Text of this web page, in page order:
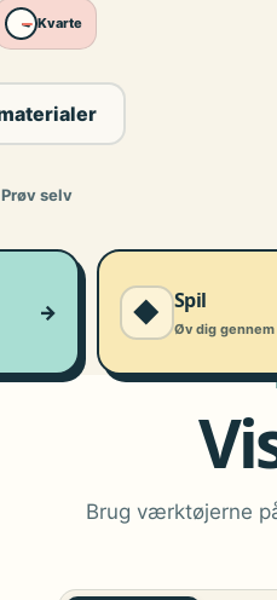
Kvarte
Prøv selv
→ ◆ Spil
Øv dig gennem
Brug værktøjerne